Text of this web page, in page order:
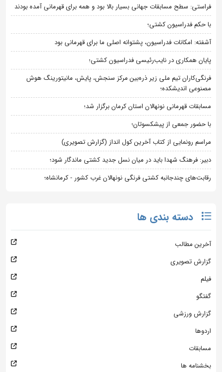
فراستی: سطح مسابقات جهانی بسیار بالا بود و همه برای قهرمانی آمده بودند
با حکم فدراسیون کشتی؛
آشفته: امکانات فدراسیون، پشتوانه اصلی ما برای قهرمانی بود
پایان همکاری در نایب‌رئیسی فدراسیون کشتی؛
فرنگی‌کاران تیم ملی زیر ذره‌بین مرکز سنجش، پایش، مانیتورینگ هوش
مصنوعی اندیشکده؛
مسابقات قهرمانی نونهالان استان کرمان برگزار شد؛
با حضور جمعی از پیشکسوتان؛
مراسم رونمایی از کتاب آخرین کول انداز (گزارش تصویری)
دبیر: فرهنگ شهدا باید در میان نسل جدید کشتی ماندگار شود؛
رقابت‌های چندجانبه کشتی فرنگی نونهالان غرب کشور - کرمانشاه؛
دسته بندی ها
آخرین مطالب
گزارش تصویری
فیلم
گفتگو
گزارش ورزشی
اردوها
مسابقات
بخشنامه ها